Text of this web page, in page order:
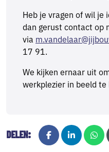
Heb je vragen of wil je
dan gerust contact op
via
17 91.
We kijken ernaar uit
werkplezier in beeld te
DELEN: FacebookLinkedIn